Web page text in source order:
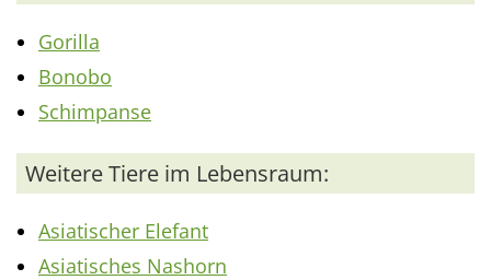
Gorilla
Bonobo
Schimpanse
Weitere Tiere im Lebensraum:
Asiatischer Elefant
Asiatisches Nashorn